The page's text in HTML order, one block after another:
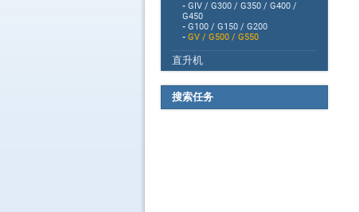
- GIV / G300 / G350 / G400 /
G450
- G100 / G150 / G200
- GV / G500 / G550
直升机
搜索任务